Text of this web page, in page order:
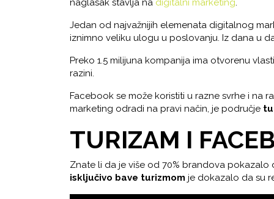
Jedan od najvažnijih elemenata digitalnog
iznimno veliku ulogu u poslovanju. Iz dana u
Preko 1.5 milijuna kompanija ima otvorenu
razini.
Facebook se može koristiti u razne svrhe i na
marketing odradi na pravi način, je područje
TURIZAM I
Znate li da je više od 70% brandova pokazalo
isključivo bave turizmom je dokazalo da su